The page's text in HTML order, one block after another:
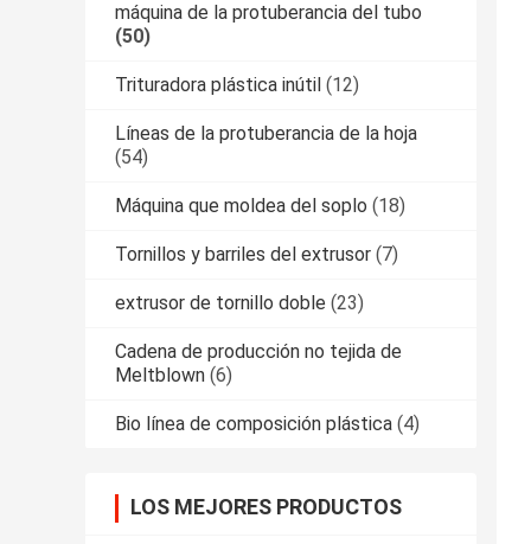
máquina de la protuberancia del tubo
(50)
Trituradora plástica inútil (12)
Líneas de la protuberancia de la hoja
(54)
Máquina que moldea del soplo (18)
Tornillos y barriles del extrusor (7)
extrusor de tornillo doble (23)
Cadena de producción no tejida de
Meltblown (6)
Bio línea de composición plástica (4)
LOS MEJORES PRODUCTOS